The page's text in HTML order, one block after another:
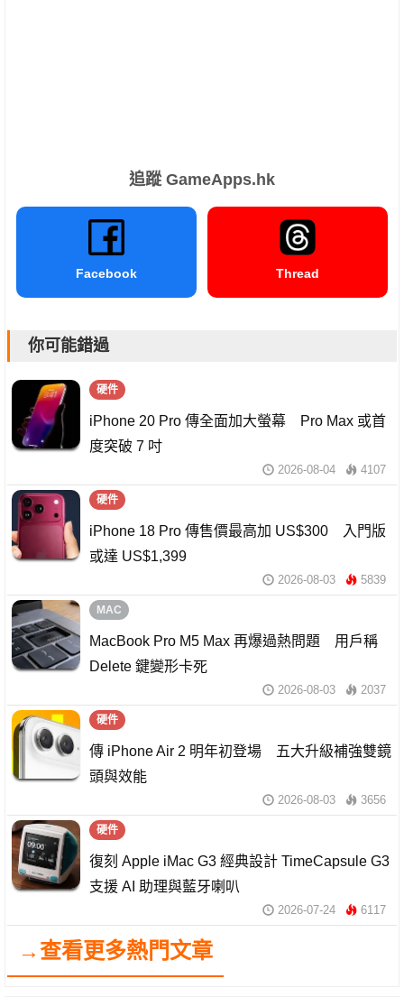
追蹤 GameApps.hk
Facebook Thread
你可能錯過
硬件
iPhone 20 Pro 傳全面加大螢幕 Pro Max 或首
度突破 7 吋
2026-08-04 4107
硬件
iPhone 18 Pro 傳售價最高加 US$300 入門版
或達 US$1,399
2026-08-03 5839
MAC
MacBook Pro M5 Max 再爆過熱問題 用戶稱
Delete 鍵變形卡死
2026-08-03 2037
硬件
傳 iPhone Air 2 明年初登場 五大升級補強雙鏡
頭與效能
2026-08-03 3656
硬件
復刻 Apple iMac G3 經典設計 TimeCapsule G3
支援 AI 助理與藍牙喇叭
2026-07-24 6117
→查看更多熱門文章